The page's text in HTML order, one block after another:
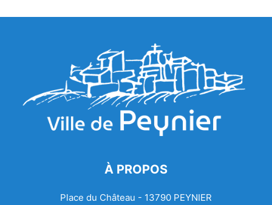
À PROPOS
Place du Château - 13790 PEYNIER